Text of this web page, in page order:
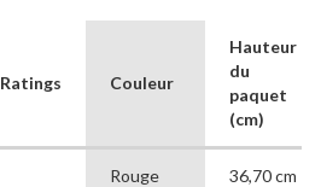
Ratings Couleur
Hauteur
du
paquet
(cm)
Rouge 36,70 cm